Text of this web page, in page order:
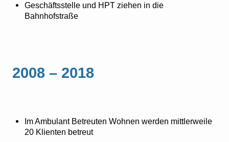
Geschäftsstelle und HPT ziehen in die
Bahnhofstraße
2008 – 2018
Im Ambulant Betreuten Wohnen werden mittlerweile
20 Klienten betreut